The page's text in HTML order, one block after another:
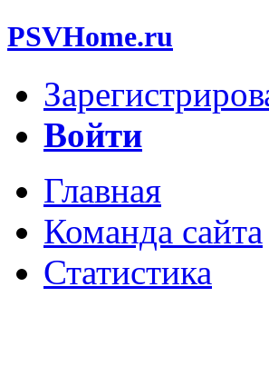
PSVHome.ru
Войти
Главная
Команда сайта
Статистика